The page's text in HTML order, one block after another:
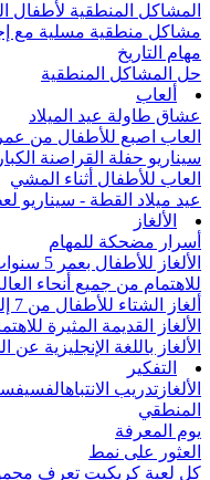
المشاكل المنطقية لأطفال المدارس -
مشاكل منطقية مسلية مع
مهام التاريخ
حل المشاكل المنطقية
ألعاب
عشاق طاولة عيد الميلاد
العاب اصبع للأطفال من
سيناريو حفلة القراصنة الكبار
العاب للأطفال أثناء المشي
عيد ميلاد القطة - سيناريو
الألغاز
أسرار مضحكة للمهام
للاهتمام من جميع أنحاء
ألغاز الشتاء للأطفال من 7 إلى 8 سنوات - 30 مشكلة ممتعة
الألغاز القديمة المثيرة
الألغاز باللغة الإنجليزية عن
التفكير
الألغاز تدريب الانتباه
المنطقي
يوم المعرفة
العثور على نمط
كل لعبة كريكيت تعرف